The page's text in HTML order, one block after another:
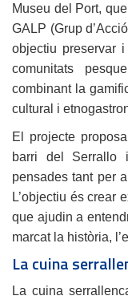
Museu del Port,
GALP (Grup
objectiu preservar
comunitats
combinant la
cultural i
El projecte
barri del Serrallo
pensades tant per
L’objectiu és crear
que ajudin a
marcat la història,
La cuina
La cuina